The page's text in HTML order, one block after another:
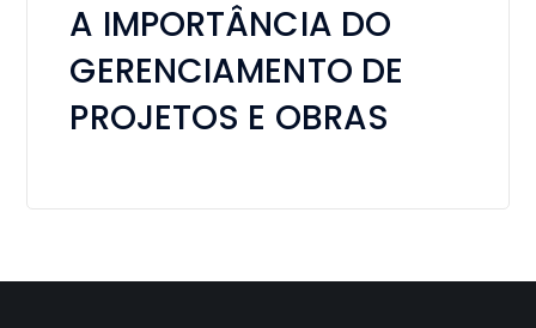
A IMPORTÂNCIA DO
GERENCIAMENTO DE
PROJETOS E OBRAS